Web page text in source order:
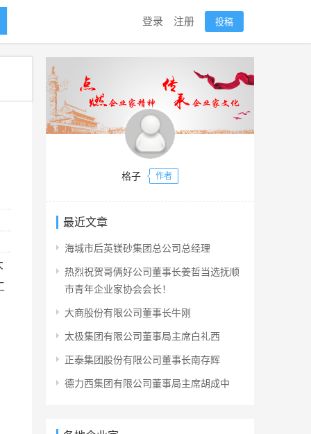
登录 注册 投稿
格子 作者
最近文章
海城市后英镁砂集团总公司总经理
热烈祝贺哥俩好公司董事长姜哲当选抚顺
市青年企业家协会会长！
大商股份有限公司董事长牛刚
太极集团有限公司董事局主席白礼西
正泰集团股份有限公司董事长南存辉
德力西集团有限公司董事局主席胡成中